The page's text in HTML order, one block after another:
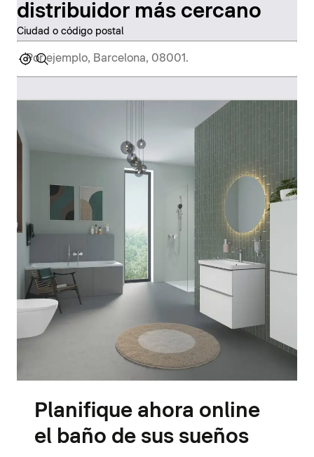
distribuidor más cercano
Ciudad o código postal
Planifique ahora online
el baño de sus sueños